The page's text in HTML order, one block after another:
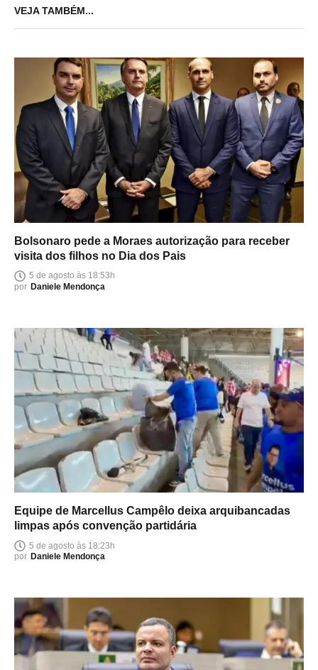
VEJA TAMBÉM...
Bolsonaro pede a Moraes autorização para receber
visita dos filhos no Dia dos Pais
5 de agosto às 18:53h
por Daniele Mendonça
Equipe de Marcellus Campêlo deixa arquibancadas
limpas após convenção partidária
5 de agosto às 18:23h
por Daniele Mendonça